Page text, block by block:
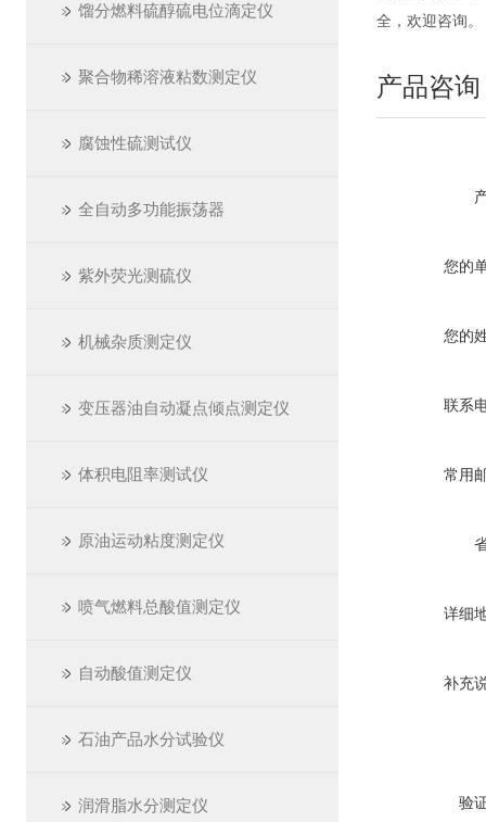
馏分燃料硫醇硫电位滴定仪
聚合物稀溶液粘数测定仪
腐蚀性硫测试仪
全自动多功能振荡器
紫外荧光测硫仪
机械杂质测定仪
变压器油自动凝点倾点测定仪
体积电阻率测试仪
原油运动粘度测定仪
喷气燃料总酸值测定仪
自动酸值测定仪
石油产品水分试验仪
润滑脂水分测定仪
全，欢迎咨询。
产品咨询
您的
您的
联系
常用
详细
补充
验